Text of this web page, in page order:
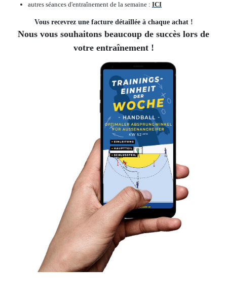
autres séances d'entraînement de la semaine : ICI
Vous recevrez une facture détaillée à chaque achat !
Nous vous souhaitons beaucoup de succès lors de
votre entraînement !